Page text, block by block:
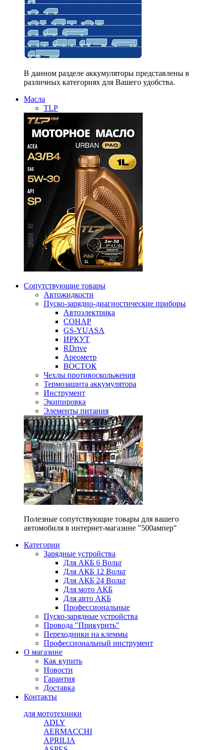
В данном разделе аккумуляторы представлены в
различных категориях для Вашего удобства.
Масла
TLP
Сопутствующие товары
Автожидкости
Пуско-зарядно-диагностические приборы
Автоэлектрика
СОНАР
GS-YUASA
ИРКУТ
RDrive
Ареометр
ВОСТОК
Чехлы противоскольжения
Термозащита аккумулятора
Инструмент
Экипировка
Элементы питания
Полезные сопутствующие товары для вашего
автомобиля в интернет-магазине "500ампер"
Категории
Зарядные устройства
Для АКБ 6 Вольт
Для АКБ 12 Вольт
Для АКБ 24 Вольт
Для мото АКБ
Для авто АКБ
Профессиональные
Пуско-зарядные устройства
Провода "Прикурить"
Переходники на клеммы
Профессиональный инструмент
О магазине
Как купить
Новости
Гарантия
Доставка
Контакты
для мототехники
ADLY
AERMACCHI
APRILIA